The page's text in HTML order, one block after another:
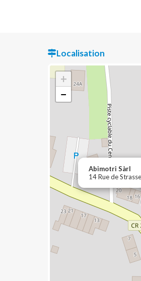
Localisation
Abimotri Sàrl
14 Rue de
+
−